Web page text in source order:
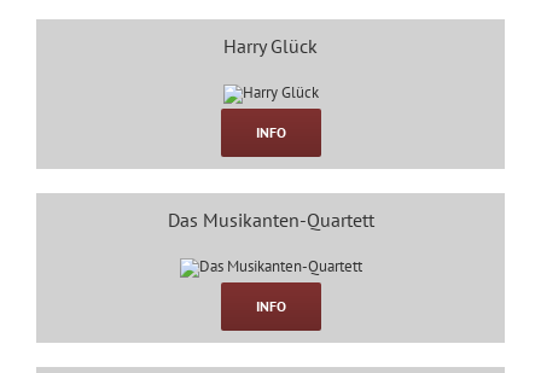
Harry Glück
INFO
Das Musikanten-Quartett
INFO